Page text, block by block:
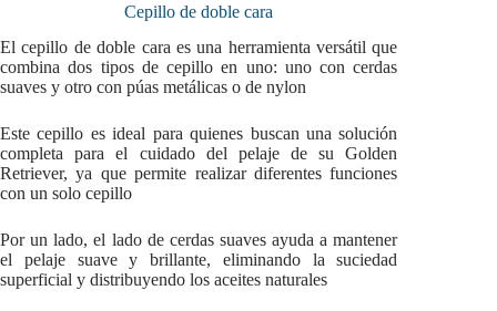
Cepillo de doble cara
El cepillo de doble cara es una herramienta versátil que
combina dos tipos de cepillo en uno: uno con cerdas
suaves y otro con púas metálicas o de nylon
Este cepillo es ideal para quienes buscan una solución
completa para el cuidado del pelaje de su Golden
Retriever, ya que permite realizar diferentes funciones
con un solo cepillo
Por un lado, el lado de cerdas suaves ayuda a mantener
el pelaje suave y brillante, eliminando la suciedad
superficial y distribuyendo los aceites naturales